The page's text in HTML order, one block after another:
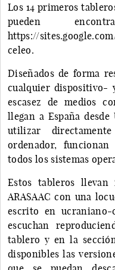
Los 14 primeros
pueden
https://
celeo.
Diseñados de forma
cualquier dispositivo-
escasez de medios
llegan a España
utilizar
ordenador,
todos los sistemas
Estos tableros llevan
ARASAAC con una
escrito en ucraniano-
escuchan
tablero y en la
disponibles las